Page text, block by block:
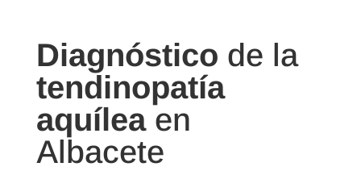
Diagnóstico de la
tendinopatía
aquíleaen
Albacete